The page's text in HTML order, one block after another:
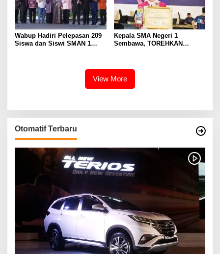
Wabup Hadiri Pelepasan 209
Siswa dan Siswi SMAN 1
Kepala SMA Negeri 1
Sembawa, TOREHKAN
View More
Otomatif Terbaru